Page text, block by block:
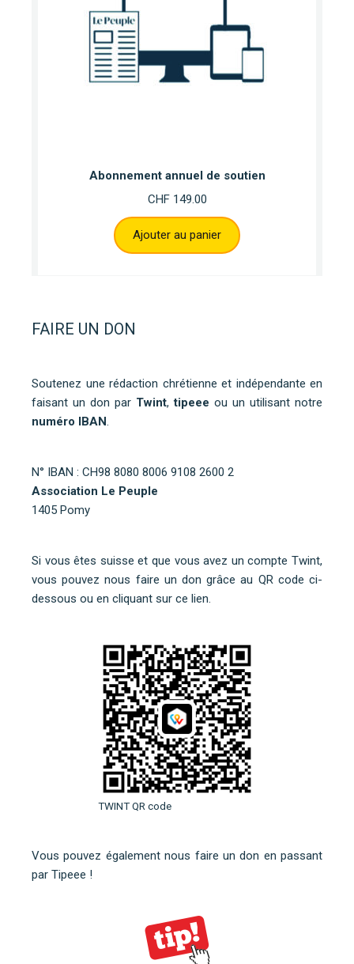
Abonnement annuel de soutien
CHF149.00
Ajouter au panier
FAIRE UN DON
Soutenez une rédaction chrétienne et indépendante en
faisant un don par Twint,tipeee ou un utilisant notre
numéro IBAN.
N° IBAN : CH98 8080 8006 9108 2600 2
Association Le Peuple
1405 Pomy
Si vous êtes suisse et que vous avez un compte Twint,
vous pouvez nous faire un don grâce au QR code ci-
dessous ou en cliquant sur ce lien.
TWINT QR code
Vous pouvez également nous faire un don en passant
par Tipeee !